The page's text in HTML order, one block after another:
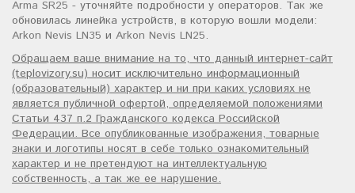
Arma SR25 - уточняйте подробности у операторов. Так же
обновилась линейка устройств, в которую вошли модели:
Arkon Nevis LN35 и Arkon Nevis LN25.
Обращаем ваше внимание на то, что данный интернет-сайт
(teplovizory.su) носит исключительно информационный
(образовательный) характер и ни при каких условиях не
является публичной офертой, определяемой положениями
Статьи 437 п.2 Гражданского кодекса Российской
Федерации. Все опубликованные изображения, товарные
знаки и логотипы носят в себе только ознакомительный
характер и не претендуют на интеллектуальную
собственность, а так же ее нарушение.